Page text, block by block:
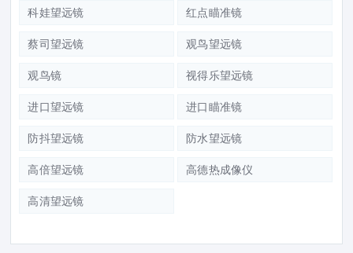
科娃望远镜 红点瞄准镜
蔡司望远镜 观鸟望远镜
观鸟镜 视得乐望远镜
进口望远镜 进口瞄准镜
防抖望远镜 防水望远镜
高倍望远镜 高德热成像仪
高清望远镜